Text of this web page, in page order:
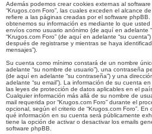
Además podemos crear cookies externas al
“Krugos.com Foro”, las cuales exceden el alcance
refiere a las páginas creadas por el software
obtenemos su información es mediante lo que
envíos como usuario anónimo (de aquí en adelante
“Krugos.com Foro” (de aquí en adelante “su
después de registrarse y mientras se haya
mensajes”).
Su cuenta como mínimo constará de un nombre
adelante “su nombre de usuario”), una contraseña
(de aquí en adelante “su contraseña”) y una
adelante “su email”). La información de su cuenta
las leyes de protección de datos aplicables en el
Cualquier información más allá de su nombre de
mail requerida por “Krugos.com Foro” durante el
opcional, según el criterio de “Krugos.com Foro”.
qué información en su cuenta será públicamente
tiene la opción de activar o desactivar los emails
software phpBB.